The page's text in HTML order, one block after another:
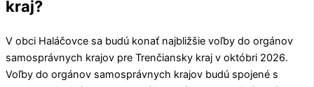
kraj?
V obci Haláčovce sa budú konať najbližšie voľby do orgánov
samosprávnych krajov pre Trenčiansky kraj v októbri 2026.
Voľby do orgánov samosprávnych krajov budú spojené s